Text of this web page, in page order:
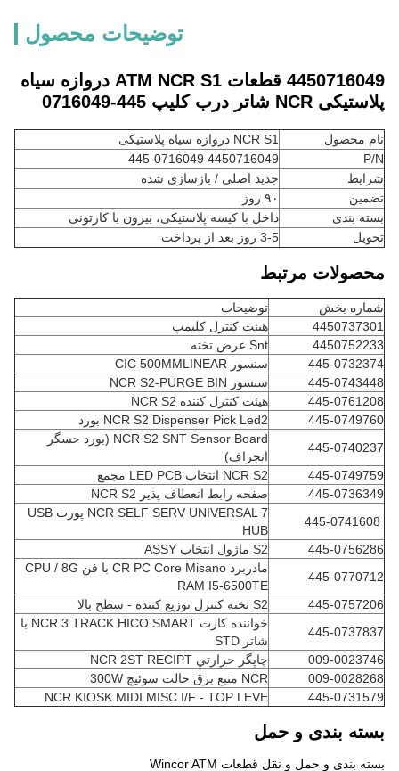
توضیحات محصول
4450716049 قطعات ATM NCR S1 دروازه سیاه
پلاستیکی NCR شاتر درب کلیپ 445-0716049
نام محصول
NCR S1 دروازه سیاه پلاستیکی
P/N
4450716049 445-0716049
شرایط
جدید اصلی / بازسازی شده
تضمین
۹۰ روز
بسته بندی
داخل با کیسه پلاستیکی، بیرون با کارتونی
تحویل
3-5 روز بعد از پرداخت
محصولات مرتبط
شماره بخش
توضیحات
4450737301
هیئت کنترل کلیمپ
4450752233
Snt عرض تخته
445-0732374
سنسور CIC 500MMLINEAR
445-0743448
سنسور NCR S2-PURGE BIN
445-0761208
هیئت کنترل کننده NCR S2
445-0749760
NCR S2 Dispenser Pick Led2 بورد
445-0740237
NCR S2 SNT Sensor Board (بورد حسگر
انحراف)
445-0749759
NCR S2 انتخاب LED PCB مجمع
445-0736349
صفحه رابط انعطاف پذیر NCR S2
445-0741608
NCR SELF SERV UNIVERSAL 7 پورت USB
HUB
445-0756286
S2 ماژول انتخاب ASSY
445-0770712
مادربرد CR PC Core Misano با فن CPU / 8G
RAM I5-6500TE
445-0757206
S2 تخته کنترل توزیع کننده - سطح بالا
445-0737837
خواننده کارت NCR 3 TRACK HICO SMART با
شاتر STD
009-0023746
چاپگر حرارتي NCR 2ST RECIPT
009-0028268
NCR منبع برق حالت سوئیچ 300W
445-0731579
NCR KIOSK MIDI MISC I/F - TOP LEVE
بسته بندی و حمل
بسته بندی و حمل و نقل قطعات Wincor ATM